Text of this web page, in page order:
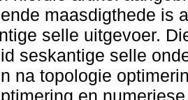
maasdigthede is
selle uitgevoer.
seskantige selle
na topologie
en